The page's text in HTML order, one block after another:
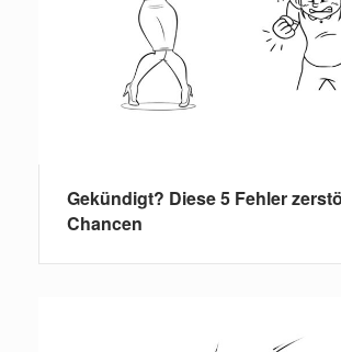
Gekündigt? Diese 5 Fehler
Chancen